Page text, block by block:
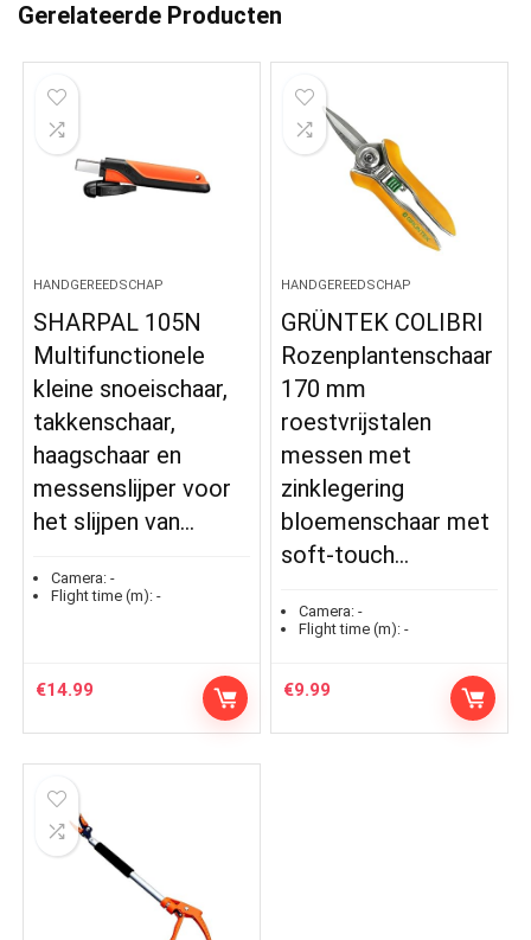
Gerelateerde Producten
HANDGEREEDSCHAP
SHARPAL 105N
Multifunctionele
kleine snoeischaar,
takkenschaar,
haagschaar en
messenslijper voor
het slijpen van…
Camera: -
Flight time (m): -
€14.99
HANDGEREEDSCHAP
GRÜNTEK COLIBRI
Rozenplantenschaar
170 mm
roestvrijstalen
messen met
zinklegering
bloemenschaar met
soft-touch…
Camera: -
Flight time (m): -
€9.99